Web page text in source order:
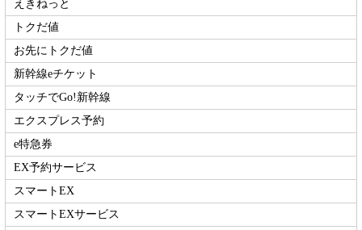
えきねっと
トクだ値
お先にトクだ値
新幹線eチケット
タッチでGo!新幹線
エクスプレス予約
e特急券
EX予約サービス
スマートEX
スマートEXサービス